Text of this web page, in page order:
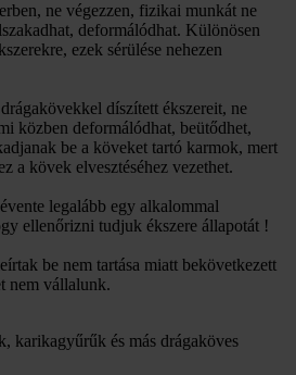
ne végezzen, fizikai munkát ne
deformálódhat. Különösen
ezek sérülése nehezen
díszített ékszereit, ne
közben deformálódhat, beütődhet,
be a köveket tartó karmok, mert
a kövek elvesztéséhez vezethet.
legalább egy alkalommal
ellenőrizni tudjuk ékszere állapotát !
be nem tartása miatt bekövetkezett
nem vállalunk.
karikagyűrűk és más drágaköves